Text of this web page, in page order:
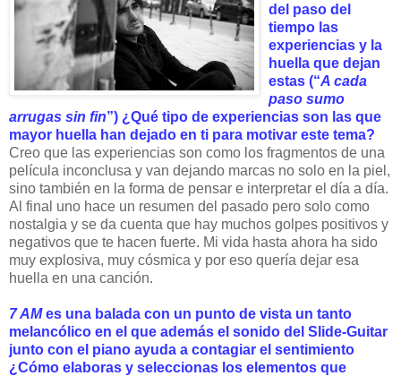
del paso del
tiempo las
experiencias y la
huella que dejan
estas (“A cada
paso sumo
arrugas sin fin”) ¿Qué tipo de experiencias son las que
mayor huella han dejado en ti para motivar este tema?
Creo que las experiencias son como los fragmentos de una
película inconclusa y van dejando marcas no solo en la piel,
sino también en la forma de pensar e interpretar el día a día.
Al final uno hace un resumen del pasado pero solo como
nostalgia y se da cuenta que hay muchos golpes positivos y
negativos que te hacen fuerte. Mi vida hasta ahora ha sido
muy explosiva, muy cósmica y por eso quería dejar esa
huella en una canción.
7 AMes una balada con un punto de vista un tanto
melancólico en el que además el sonido del Slide-Guitar
junto con el piano ayuda a contagiar el sentimiento
¿Cómo elaboras y seleccionas los elementos que